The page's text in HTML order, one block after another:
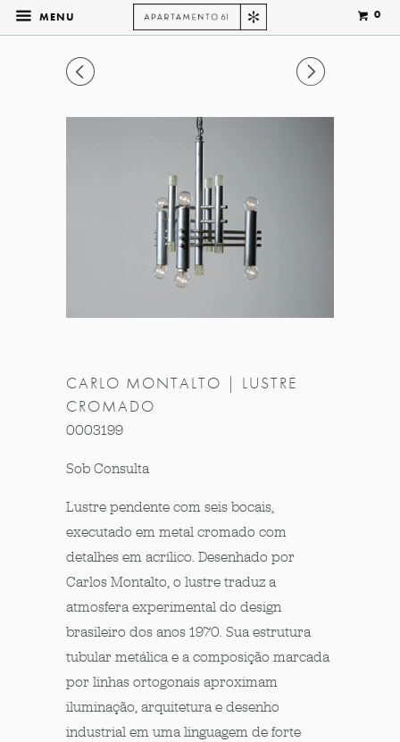
MENU 0
◅ ▻
CARLO MONTALTO | LUSTRE
CROMADO
0003199
Sob Consulta
Lustre pendente com seis bocais,
executado em metal cromado com
detalhes em acrílico. Desenhado por
Carlos Montalto, o lustre traduz a
atmosfera experimental do design
brasileiro dos anos 1970. Sua estrutura
tubular metálica e a composição marcada
por linhas ortogonais aproximam
iluminação, arquitetura e desenho
industrial em uma linguagem de forte